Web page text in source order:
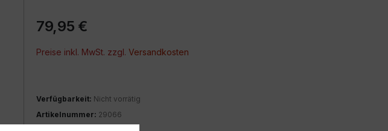
79,95 €
Preise inkl. MwSt. zzgl.Versandkosten
Verfügbarkeit: Nicht vorrätig
Artikelnummer: 29066